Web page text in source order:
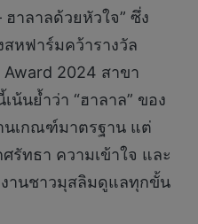
าลาลด้วยหัวใจ” ซึ่ง
หฟาร์มคว้ารางวัล
Award 2024 สาขา
น้นย้ำว่า “ฮาลาล” ของ
นเกณฑ์มาตรฐาน แต่
รัทธา ความเข้าใจ และ
านชาวมุสลิมดูแลทุกขั้น